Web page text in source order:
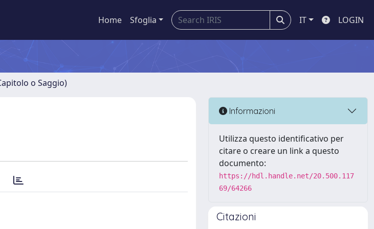
Home Sfoglia IT LOGIN
o Saggio)
Informazioni
Utilizza questo identificativo per
citare o creare un link a questo
documento:
https://hdl.handle.net/20.500.117
69/64266
Citazioni